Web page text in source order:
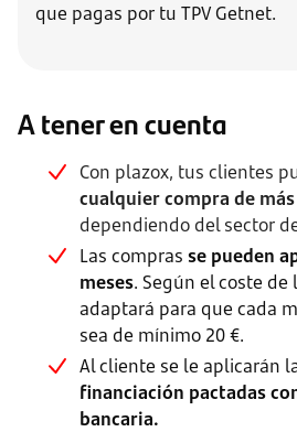
que pagas por tu TPV Getnet.
A tener en cuenta
Con plazox, tus clientes
cualquier compra de más
dependiendo del sector
Las compras se pueden
meses. Según el coste de
adaptará para que cada
sea de mínimo 20 €.
Al cliente se le aplicarán
financiación pactadas
bancaria.